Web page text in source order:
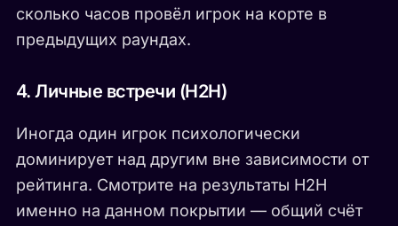
сколько часов провёл игрок на корте в
предыдущих раундах.
4. Личные встречи (H2H)
Иногда один игрок психологически
доминирует над другим вне зависимости от
рейтинга. Смотрите на результаты H2H
именно на данном покрытии — общий счёт